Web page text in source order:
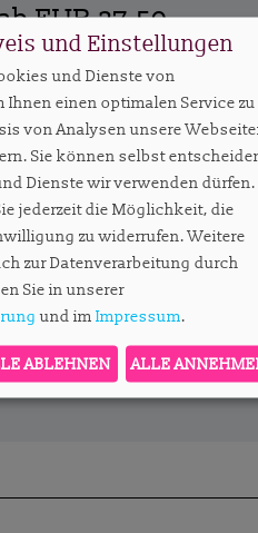
EUR 27,50
Möglichkeit, ein
und Einstellungen
und Dienste von
Ihnen einen optimalen Service zu
von Analysen unsere
Sie können selbst
Dienste wir verwenden dürfen.
jederzeit die Möglichkeit, die
zu widerrufen. Weitere
zur Datenverarbeitung durch
Sie in unserer
und im Impressum.
ABLEHNEN ALLE